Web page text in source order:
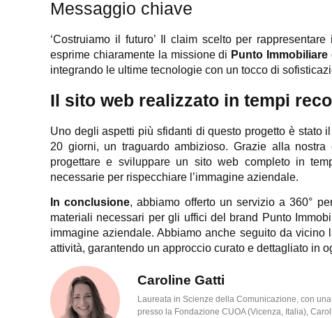
Messaggio chiave
‘Costruiamo il futuro’ Il claim scelto per
esprime chiaramente la missione di Punto Immobiliare
integrando le ultime tecnologie con un tocco di
Il sito web realizzato in tempi
Uno degli aspetti più sfidanti di questo progetto è stato
20 giorni, un traguardo ambizioso. Grazie alla
progettare e sviluppare un sito web completo in
necessarie per rispecchiare l’immagine aziendale.
In conclusione, abbiamo offerto un servizio a 360°
materiali necessari per gli uffici del brand Punto
immagine aziendale. Abbiamo anche seguito da
attività, garantendo un approccio curato e dettagliato in
Caroline Gatti
Laureata in Scienze della Comunicazione, con
presso la Fondazione CUOA (Vicenza, Italia),